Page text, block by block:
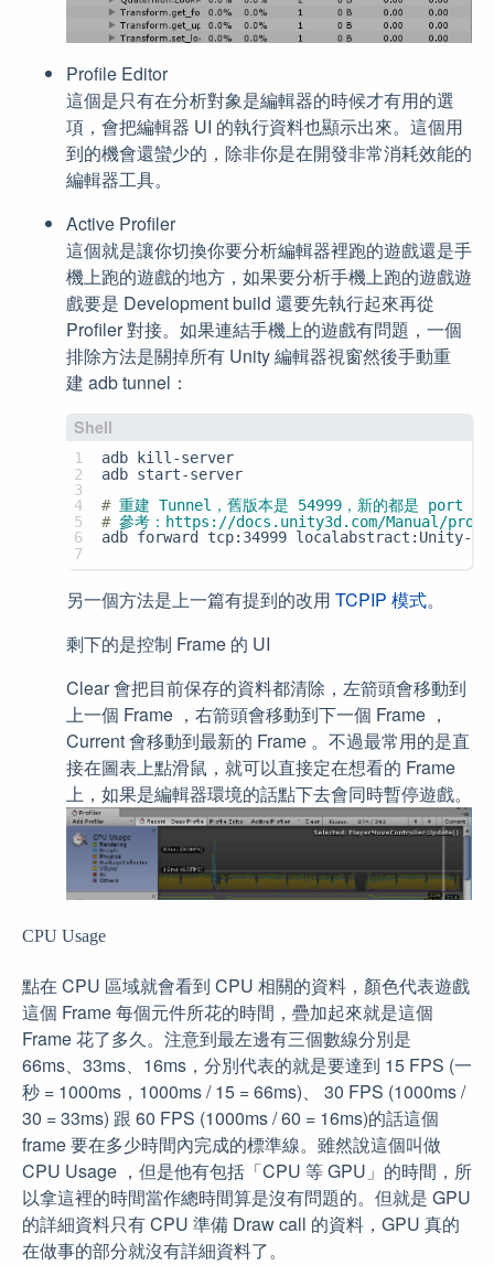
Profile Editor
這個是只有在分析對象是編輯器的時候才有用的選
項，會把編輯器 UI 的執行資料也顯示出來。這個用
到的機會還蠻少的，除非你是在開發非常消耗效能的
編輯器工具。
Active Profiler
這個就是讓你切換你要分析編輯器裡跑的遊戲還是手
機上跑的遊戲的地方，如果要分析手機上跑的遊戲遊
戲要是 Development build 還要先執行起來再從
Profiler 對接。如果連結手機上的遊戲有問題，一個
排除方法是關掉所有 Unity 編輯器視窗然後手動重
建 adb tunnel：
1
2
3
4
5
6
7
adb kill-server
adb start-server
# 重建 Tunnel，舊版本是 54999，新的都是 port
# 參考：https://docs.unity3d.com/Manual/
adb forward tcp:34999 localabstract:Unity-<你
另一個方法是上一篇有提到的改用 TCPIP 模式。
剩下的是控制 Frame 的 UI
Clear 會把目前保存的資料都清除，左箭頭會移動到
上一個 Frame ，右箭頭會移動到下一個 Frame ，
Current 會移動到最新的 Frame 。不過最常用的是直
接在圖表上點滑鼠，就可以直接定在想看的 Frame
上，如果是編輯器環境的話點下去會同時暫停遊戲。
CPU Usage
點在 CPU 區域就會看到 CPU 相關的資料，顏色代表遊戲
這個 Frame 每個元件所花的時間，疊加起來就是這個
Frame 花了多久。注意到最左邊有三個數線分別是
66ms、33ms、16ms，分別代表的就是要達到 15 FPS (一
秒 = 1000ms，1000ms / 15 = 66ms)、 30 FPS (1000ms /
30 = 33ms) 跟 60 FPS (1000ms / 60 = 16ms)的話這個
frame 要在多少時間內完成的標準線。雖然說這個叫做
CPU Usage ，但是他有包括「CPU 等 GPU」的時間，所
以拿這裡的時間當作總時間算是沒有問題的。但就是 GPU
的詳細資料只有 CPU 準備 Draw call 的資料，GPU 真的
在做事的部分就沒有詳細資料了。